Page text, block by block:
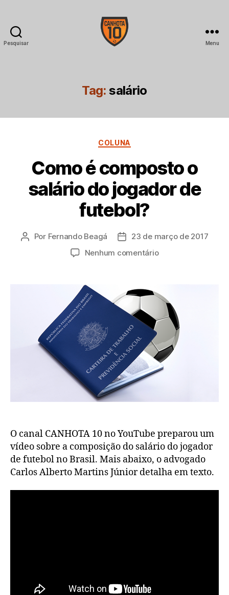
Pesquisar Menu
Tag: salário
Categorias
COLUNA
Como é composto o
salário do jogador de
futebol?
Autor
Por Fernando Beagá
Data23 de março de 2017
Nenhum comentárioem
o
salário
do
jogador
de
futebol?
O canal CANHOTA 10 no YouTube preparou um
vídeo sobre a composição do salário do jogador
de futebol no Brasil. Mais abaixo, o advogado
Carlos Alberto Martins Júnior detalha em texto.